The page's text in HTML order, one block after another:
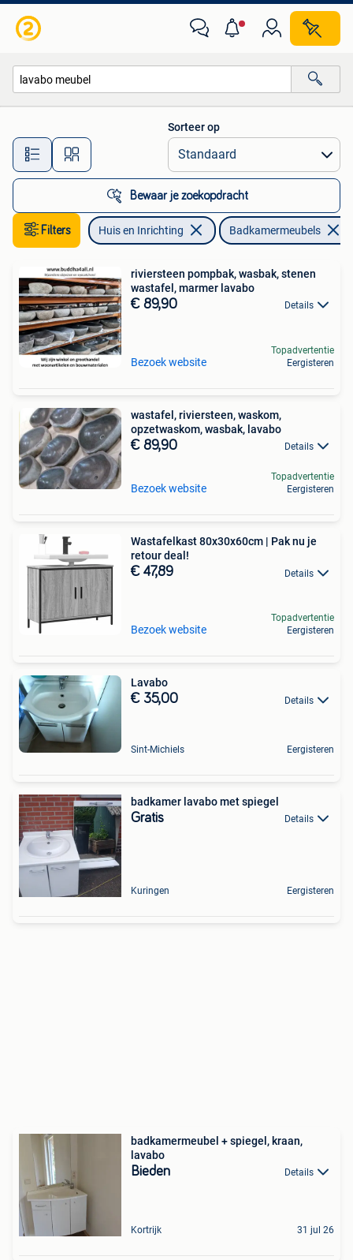
Alle afstanden…
Sorteer op
Bewaar je zoekopdracht
Filters Huis en Inrichting Badkamermeubels
riviersteen pompbak, wasbak, stenen
wastafel, marmer lavabo
€ 89,90 Details
Bezoek website
Topadvertentie
Eergisteren
wastafel, riviersteen, waskom,
opzetwaskom, wasbak, lavabo
€ 89,90 Details
Bezoek website
Topadvertentie
Eergisteren
Wastafelkast 80x30x60cm | Pak nu je
retour deal!
€ 47,89 Details
Bezoek website
Topadvertentie
Eergisteren
Lavabo
€ 35,00 Details
Sint-Michiels Eergisteren
badkamer lavabo met spiegel
Gratis Details
Kuringen Eergisteren
badkamermeubel + spiegel, kraan,
lavabo
Bieden Details
Kortrijk 31 jul 26